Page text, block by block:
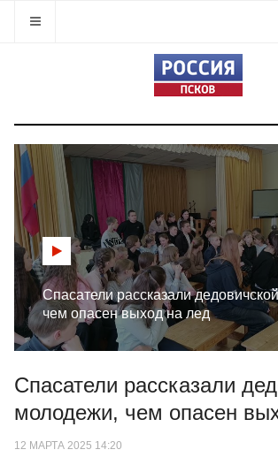
Спасатели рассказали
чем опасен выход на лед
Спасатели рассказали
молодежи, чем опасен
12 МАРТА 2025 14:20